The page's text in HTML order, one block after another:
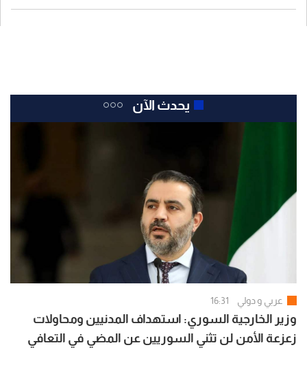
يحدث الآن
عربي و دولي 16:31
وزير الخارجية السوري: استهداف المدنيين ومحاولات
زعزعة الأمن لن تثني السوريين عن المضي في التعافي